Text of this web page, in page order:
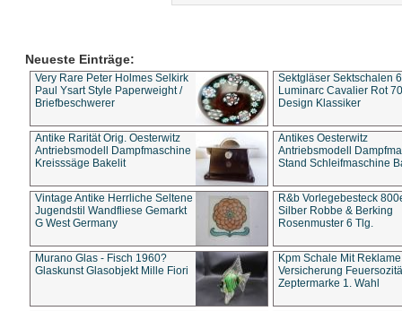
Neueste Einträge:
Very Rare Peter Holmes Selkirk
Paul Ysart Style Paperweight /
Briefbeschwerer
Sektgläser Sektschalen
Luminarc Cavalier Rot
Design Klassiker
Antike Rarität Orig. Oesterwitz
Antriebsmodell Dampfmaschine
Kreisssäge Bakelit
Antikes Oesterwitz
Antriebsmodell
Stand Schleifmaschine
Vintage Antike Herrliche Seltene
Jugendstil Wandfliese Gemarkt
G West Germany
R&b Vorlegebesteck
Silber Robbe & Berking
Rosenmuster 6 Tlg.
Murano Glas - Fisch 1960?
Glaskunst Glasobjekt Mille Fiori
Kpm Schale Mit Reklame
Versicherung
Zeptermarke 1. Wahl